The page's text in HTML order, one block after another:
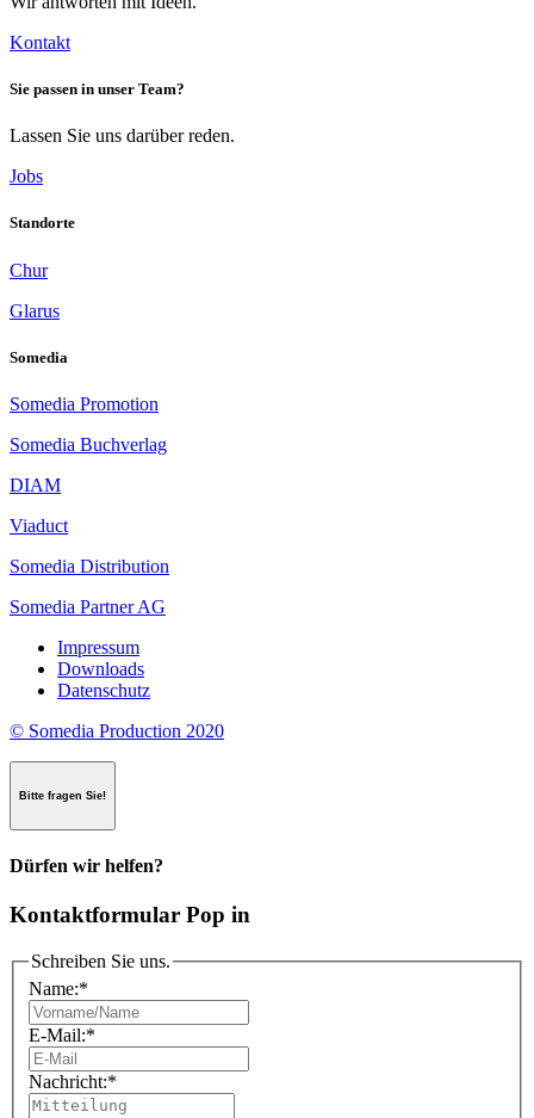
Kontakt
Sie passen in unser Team?
Lassen Sie uns darüber reden.
Jobs
Standorte
Chur
Glarus
Somedia
Somedia Promotion
Somedia Buchverlag
DIAM
Viaduct
Somedia Distribution
Somedia Partner AG
Impressum
Downloads
Datenschutz
© Somedia Production 2020
Bitte fragen Sie!
Dürfen wir helfen?
Kontaktformular Pop in
Schreiben Sie uns.
Name:*
E-Mail:*
Nachricht:*